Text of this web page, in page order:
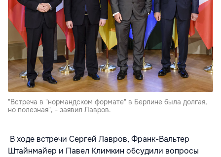
"Встреча в "нормандском формате" в Берлине была долгая,
но полезная", - заявил Лавров.
В ходе встречи Сергей Лавров, Франк-Вальтер
Штайнмайер и Павел Климкин обсудили вопросы